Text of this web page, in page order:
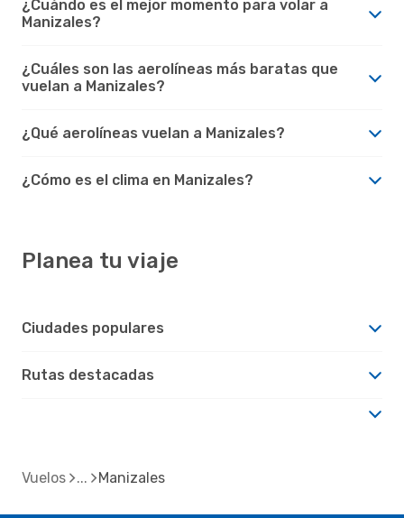
¿Cuándo es el mejor momento para volar a
Manizales?
¿Cuáles son las aerolíneas más baratas que
vuelan a Manizales?
¿Qué aerolíneas vuelan a Manizales?
¿Cómo es el clima en Manizales?
Planea tu viaje
Ciudades populares
Rutas destacadas
Vuelos Manizales